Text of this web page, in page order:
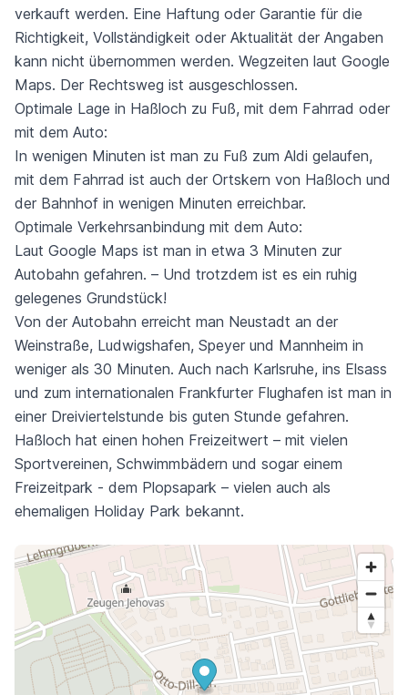
verkauft werden. Eine Haftung oder Garantie für die
Richtigkeit, Vollständigkeit oder Aktualität der Angaben
kann nicht übernommen werden. Wegzeiten laut Google
Maps. Der Rechtsweg ist ausgeschlossen.
Optimale Lage in Haßloch zu Fuß, mit dem Fahrrad oder
mit dem Auto:
In wenigen Minuten ist man zu Fuß zum Aldi gelaufen,
mit dem Fahrrad ist auch der Ortskern von Haßloch und
der Bahnhof in wenigen Minuten erreichbar.
Optimale Verkehrsanbindung mit dem Auto:
Laut Google Maps ist man in etwa 3 Minuten zur
Autobahn gefahren. – Und trotzdem ist es ein ruhig
gelegenes Grundstück!
Von der Autobahn erreicht man Neustadt an der
Weinstraße, Ludwigshafen, Speyer und Mannheim in
weniger als 30 Minuten. Auch nach Karlsruhe, ins Elsass
und zum internationalen Frankfurter Flughafen ist man in
einer Dreiviertelstunde bis guten Stunde gefahren.
Haßloch hat einen hohen Freizeitwert – mit vielen
Sportvereinen, Schwimmbädern und sogar einem
Freizeitpark - dem Plopsapark – vielen auch als
ehemaligen Holiday Park bekannt.